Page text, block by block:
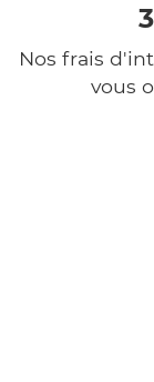
Nos frais
vous